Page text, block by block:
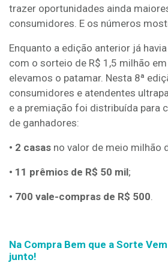
trazer oportunidades ainda
consumidores. E os números
Enquanto a edição anterior já
com o sorteio de R$ 1,5 milhão
elevamos o patamar. Nesta 8ª
consumidores e atendentes
e a premiação foi distribuída para
de ganhadores:
• 2 casas no valor de meio milhão
• 11 prêmios de R$ 50 mil;
• 700 vale-compras de R$ 500.
Na Compra Bem que a Sorte
junto!